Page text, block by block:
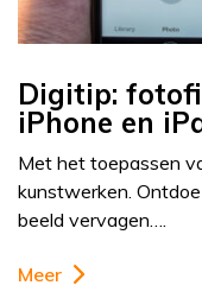
Digitip:
iPhone en
Met het toepassen
kunstwerken.
beeld vervagen….
Meer